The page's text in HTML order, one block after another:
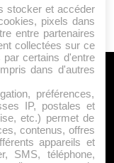
stocker et accéder
pixels dans
entre partenaires
collectées sur ce
certains d'entre
dans d'autres
préférences,
IP, postales et
etc.) permet de
contenus, offres
appareils et
SMS, téléphone,